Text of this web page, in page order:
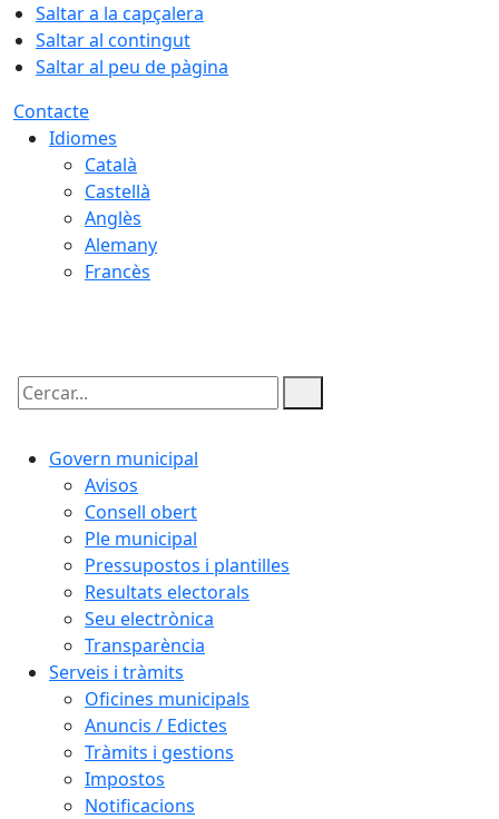
Saltar a la capçalera
Saltar al contingut
Saltar al peu de pàgina
Contacte
Idiomes
Català
Castellà
Anglès
Alemany
Francès
Cercar:
Govern municipal
Avisos
Consell obert
Ple municipal
Pressupostos i plantilles
Resultats electorals
Seu electrònica
Transparència
Serveis i tràmits
Oficines municipals
Anuncis / Edictes
Tràmits i gestions
Impostos
Notificacions